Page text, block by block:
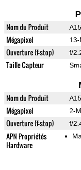
Nom du Produit A15
Mégapixel 13-
Ouverture (f-stop) f/
Taille Capteur
Nom du Produit A15
Mégapixel 2-
Ouverture (f-stop) f/
APN Propriétés
Hardware